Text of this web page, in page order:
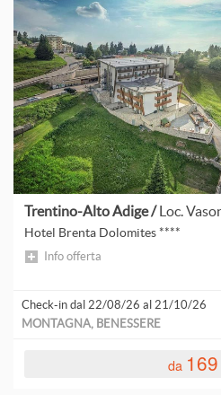
Trentino-Alto Adige /Loc.
Hotel Brenta Dolomites ****
Info offerta
Check-in dal 22/08/26 al 21/10/26
MONTAGNA, BENESSERE
da